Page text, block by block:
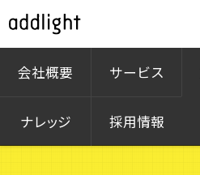
会社概要 サービス
ナレッジ 採用情報